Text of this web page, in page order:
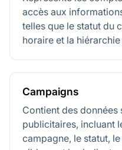
accès aux
telles que le statut du
horaire et la
Campaigns
Contient des données
publicitaires, incluant
campagne, le statut,